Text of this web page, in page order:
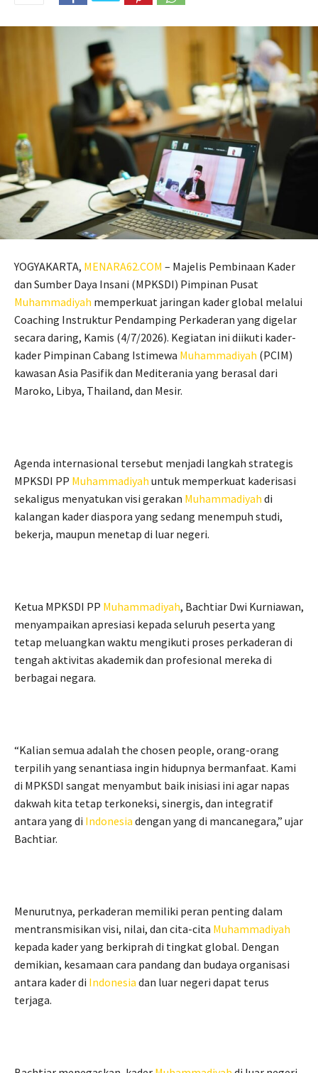
YOGYAKARTA, MENARA62.COM – Majelis Pembinaan Kader
dan Sumber Daya Insani (MPKSDI) Pimpinan Pusat
Muhammadiyah memperkuat jaringan kader global melalui
Coaching Instruktur Pendamping Perkaderan yang digelar
secara daring, Kamis (4/7/2026). Kegiatan ini diikuti kader-
kader Pimpinan Cabang Istimewa Muhammadiyah (PCIM)
kawasan Asia Pasifik dan Mediterania yang berasal dari
Maroko, Libya, Thailand, dan Mesir.
Agenda internasional tersebut menjadi langkah strategis
MPKSDI PP Muhammadiyah untuk memperkuat kaderisasi
sekaligus menyatukan visi gerakan Muhammadiyah di
kalangan kader diaspora yang sedang menempuh studi,
bekerja, maupun menetap di luar negeri.
Ketua MPKSDI PP Muhammadiyah, Bachtiar Dwi Kurniawan,
menyampaikan apresiasi kepada seluruh peserta yang
tetap meluangkan waktu mengikuti proses perkaderan di
tengah aktivitas akademik dan profesional mereka di
berbagai negara.
“Kalian semua adalah the chosen people, orang-orang
terpilih yang senantiasa ingin hidupnya bermanfaat. Kami
di MPKSDI sangat menyambut baik inisiasi ini agar napas
dakwah kita tetap terkoneksi, sinergis, dan integratif
antara yang di Indonesia dengan yang di mancanegara,” ujar
Bachtiar.
Menurutnya, perkaderan memiliki peran penting dalam
mentransmisikan visi, nilai, dan cita-cita Muhammadiyah
kepada kader yang berkiprah di tingkat global. Dengan
demikian, kesamaan cara pandang dan budaya organisasi
antara kader di Indonesia dan luar negeri dapat terus
terjaga.